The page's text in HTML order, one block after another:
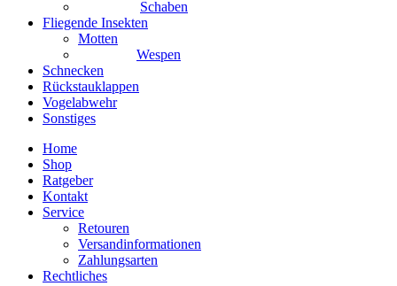
Schaben
Fliegende Insekten
Motten
Wespen
Schnecken
Rückstauklappen
Vogelabwehr
Sonstiges
Home
Shop
Ratgeber
Kontakt
Service
Retouren
Versandinformationen
Zahlungsarten
Rechtliches